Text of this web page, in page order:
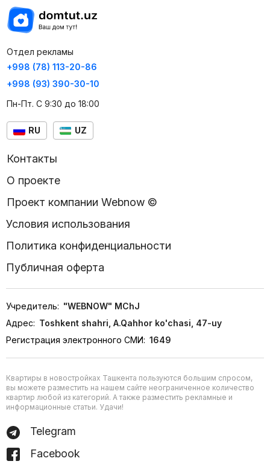
Отдел рекламы
+998 (78) 113-20-86
+998 (93) 390-30-10
Пн-Пт. С 9:30 до 18:00
RU UZ
Контакты
О проекте
Проект компании Webnow ©
Условия использования
Политика конфиденциальности
Публичная оферта
Учредитель: "WEBNOW" MChJ
Адрес: Toshkent shahri, A.Qahhor ko'chasi, 47-uy
Регистрация электронного СМИ: 1649
Квартиры в новостройках Ташкента пользуются большим спросом,
вы можете разместить на нашем сайте неограниченное количество
квартир любой из категорий. А также разместить рекламные и
информационные статьи. Удачи!
Telegram
Facebook